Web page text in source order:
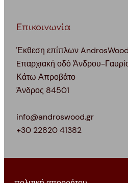
Επικοινωνία
Έκθεση επίπλων AndrosWood
Eπαρχιακή οδό Άνδρου-
Κάτω Απροβάτο
Άνδρος 84501
info@androswood.gr
+30 22820 41382